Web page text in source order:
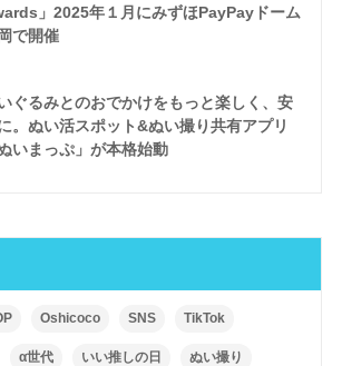
」2025年１月にみずほPayPayドーム
で開催
ぐるみとのおでかけをもっと楽しく、安
。ぬい活スポット&ぬい撮り共有アプリ
ぬいまっぷ」が本格始動
Oshicoco SNS TikTok
α世代 いい推しの日 ぬい撮り